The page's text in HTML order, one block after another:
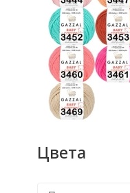
Цвета